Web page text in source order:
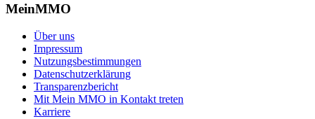
MeinMMO
Über uns
Impressum
Nutzungsbestimmungen
Datenschutzerklärung
Transparenzbericht
Mit Mein MMO in Kontakt treten
Karriere